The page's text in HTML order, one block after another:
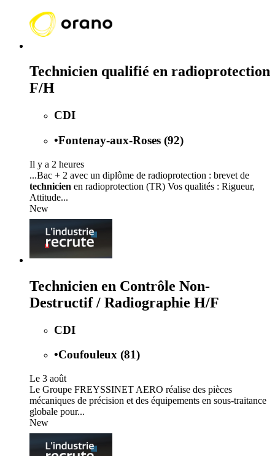
Technicien qualifié en radioprotection
F/H
CDI
•Fontenay-aux-Roses (92)
Il y a 2 heures
...Bac + 2 avec un diplôme de radioprotection : brevet de
technicien en radioprotection (TR) Vos qualités : Rigueur,
Attitude...
New
Technicien en Contrôle Non-
Destructif / Radiographie H/F
CDI
•Coufouleux (81)
Le 3 août
Le Groupe FREYSSINET AERO réalise des pièces
mécaniques de précision et des équipements en sous-traitance
globale pour...
New